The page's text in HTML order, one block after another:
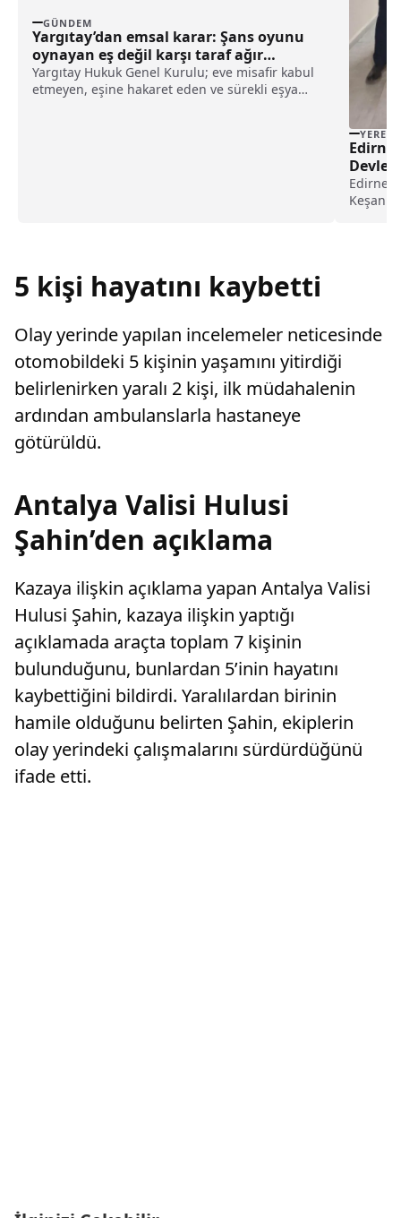
GÜNDEM
Yargıtay’dan emsal karar: Şans oyunu
oynayan eş değil karşı taraf ağır
kusurlu sayıldı
Yargıtay Hukuk Genel Kurulu; eve misafir kabul
etmeyen, eşine hakaret eden ve sürekli eşya
YEREL
Edirne
Devlet
Edirne
Keşan
5 kişi hayatını kaybetti
Olay yerinde yapılan incelemeler neticesinde
otomobildeki 5 kişinin yaşamını yitirdiği
belirlenirken yaralı 2 kişi, ilk müdahalenin
ardından ambulanslarla hastaneye
götürüldü.
Antalya Valisi Hulusi
Şahin’den açıklama
Kazaya ilişkin açıklama yapan Antalya Valisi
Hulusi Şahin, kazaya ilişkin yaptığı
açıklamada araçta toplam 7 kişinin
bulunduğunu, bunlardan 5’inin hayatını
kaybettiğini bildirdi. Yaralılardan birinin
hamile olduğunu belirten Şahin, ekiplerin
olay yerindeki çalışmalarını sürdürdüğünü
ifade etti.